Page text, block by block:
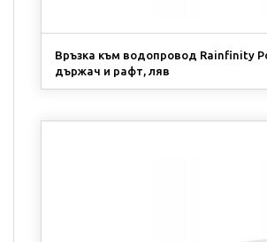
Връзка към водопровод Rainfinity
държач и рафт, ляв